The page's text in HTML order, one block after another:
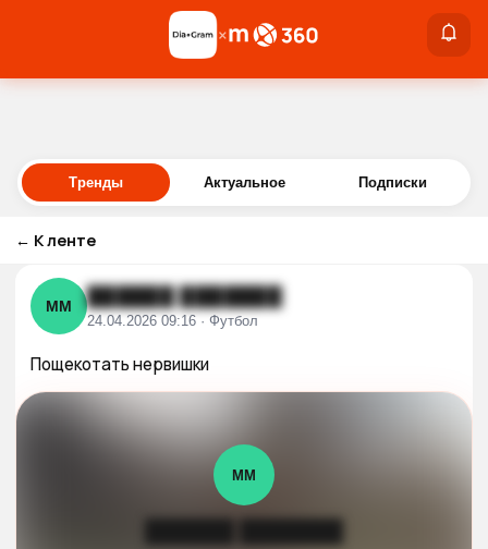
Войти
×
Тренды Актуальное Подписки
← К ленте
ММ ██████ ███████
24.04.2026 09:16 · Футбол
Пощекотать нервишки
ММ